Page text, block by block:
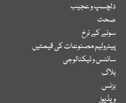
دلچسپ و عجیب
صحت
سونے کے نرخ
پیٹرولیم مصنوعات کی قیمتیں
سائنس و ٹیکنالوجی
بلاگ
بزنس
ویڈیوز